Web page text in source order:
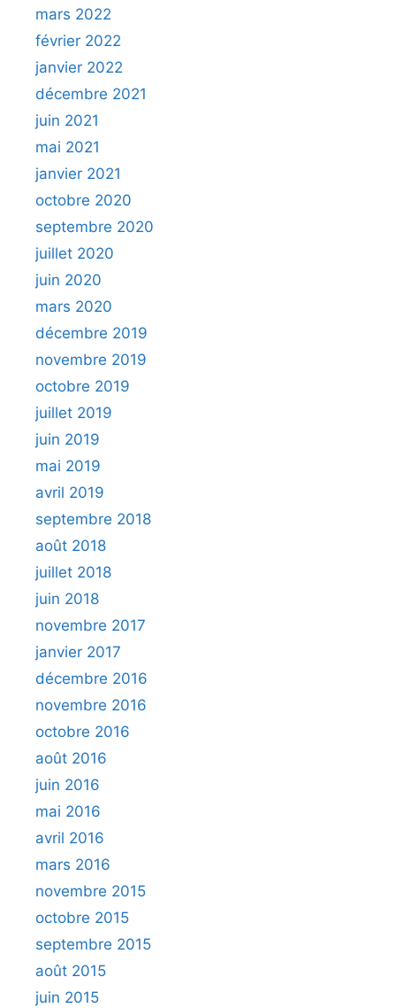
mars 2022
février 2022
janvier 2022
décembre 2021
juin 2021
mai 2021
janvier 2021
octobre 2020
septembre 2020
juillet 2020
juin 2020
mars 2020
décembre 2019
novembre 2019
octobre 2019
juillet 2019
juin 2019
mai 2019
avril 2019
septembre 2018
août 2018
juillet 2018
juin 2018
novembre 2017
janvier 2017
décembre 2016
novembre 2016
octobre 2016
août 2016
juin 2016
mai 2016
avril 2016
mars 2016
novembre 2015
octobre 2015
septembre 2015
août 2015
juin 2015